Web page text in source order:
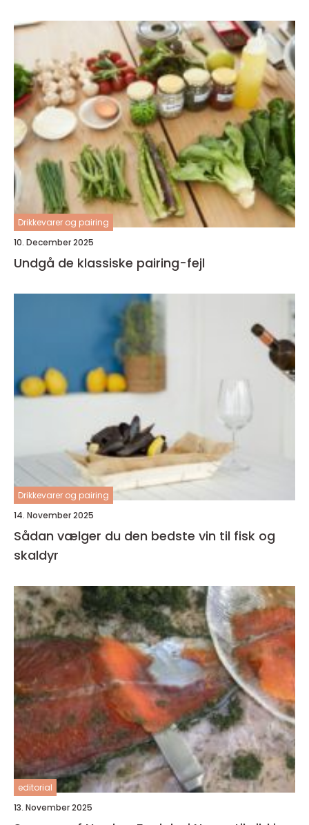
Drikkevarer og pairing
10. December 2025
Undgå de klassiske pairing-fejl
Drikkevarer og pairing
14. November 2025
Sådan vælger du den bedste vin til fisk og
skaldyr
editorial
13. November 2025